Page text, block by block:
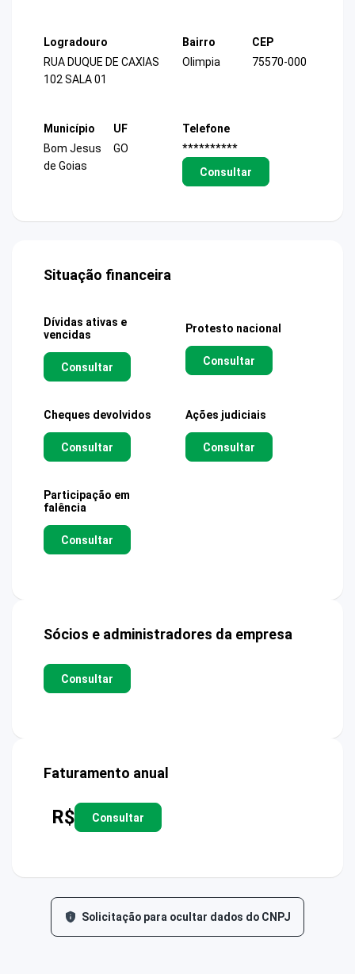
Logradouro
RUA DUQUE DE CAXIAS
102 SALA 01
Bairro
Olimpia
CEP
75570-000
Município
Bom Jesus
de Goias
UF
GO
Telefone
**********
Consultar
Situação financeira
Dívidas ativas e
vencidas
Consultar
Protesto nacional
Consultar
Cheques devolvidos
Consultar
Ações judiciais
Consultar
Participação em
falência
Consultar
Sócios e administradores da empresa
Consultar
Faturamento anual
R$ Consultar
Solicitação para ocultar dados do CNPJ